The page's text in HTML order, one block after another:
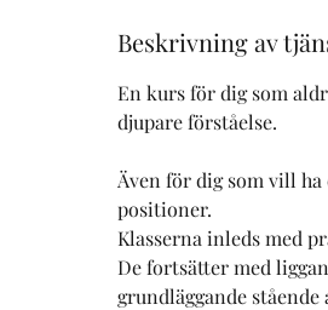
a
g
.
Beskrivning av
En kurs för dig som
djupare förståelse.
Även för dig som vill
positioner.
Klasserna inleds med
De fortsätter med
grundläggande stående